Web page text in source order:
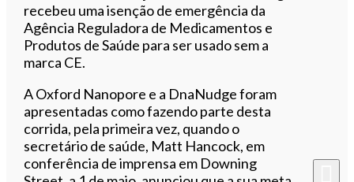
recebeu uma isenção de emergência da
Agência Reguladora de Medicamentos e
Produtos de Saúde para ser usado sem a
marca CE.
A Oxford Nanopore e a DnaNudge foram
apresentadas como fazendo parte desta
corrida, pela primeira vez, quando o
secretário de saúde, Matt Hancock, em
conferência de imprensa em Downing